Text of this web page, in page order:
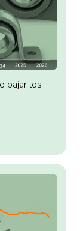
bajar los